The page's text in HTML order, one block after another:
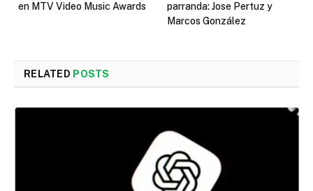
en MTV Video Music Awards
parranda: Jose Pertuz y
Marcos González
RELATED POSTS